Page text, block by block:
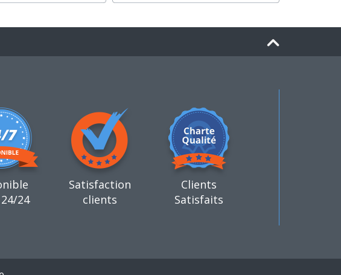
24
Satisfaction
clients
Clients
Satisfaits